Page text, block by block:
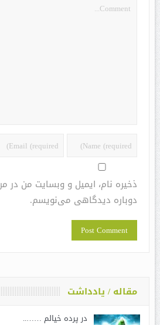
ذخیره نام، ایمیل و وبسایت من در
دوباره دیدگاهی می‌نویسم.
مقاله / یادداشت
در پرده خیالم ……..